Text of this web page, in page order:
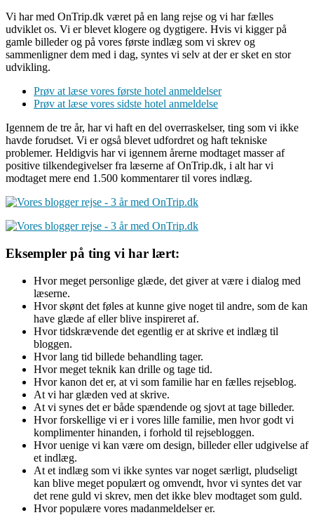
Vi har med OnTrip.dk været på en lang rejse og vi har fælles
udviklet os. Vi er blevet klogere og dygtigere. Hvis vi kigger på
gamle billeder og på vores første indlæg som vi skrev og
sammenligner dem med i dag, syntes vi selv at der er sket en stor
udvikling.
Prøv at læse vores første hotel anmeldelser
Prøv at læse vores sidste hotel anmeldelse
Igennem de tre år, har vi haft en del overraskelser, ting som vi ikke
havde forudset. Vi er også blevet udfordret og haft tekniske
problemer. Heldigvis har vi igennem årerne modtaget masser af
positive tilkendegivelser fra læserne af OnTrip.dk, i alt har vi
modtaget mere end 1.500 kommentarer til vores indlæg.
Eksempler på ting vi har lært:
Hvor meget personlige glæde, det giver at være i dialog med
læserne.
Hvor skønt det føles at kunne give noget til andre, som de kan
have glæde af eller blive inspireret af.
Hvor tidskrævende det egentlig er at skrive et indlæg til
bloggen.
Hvor lang tid billede behandling tager.
Hvor meget teknik kan drille og tage tid.
Hvor kanon det er, at vi som familie har en fælles rejseblog.
At vi har glæden ved at skrive.
At vi synes det er både spændende og sjovt at tage billeder.
Hvor forskellige vi er i vores lille familie, men hvor godt vi
komplimenter hinanden, i forhold til rejsebloggen.
Hvor uenige vi kan være om design, billeder eller udgivelse af
et indlæg.
At et indlæg som vi ikke syntes var noget særligt, pludseligt
kan blive meget populært og omvendt, hvor vi syntes det var
det rene guld vi skrev, men det ikke blev modtaget som guld.
Hvor populære vores madanmeldelser er.